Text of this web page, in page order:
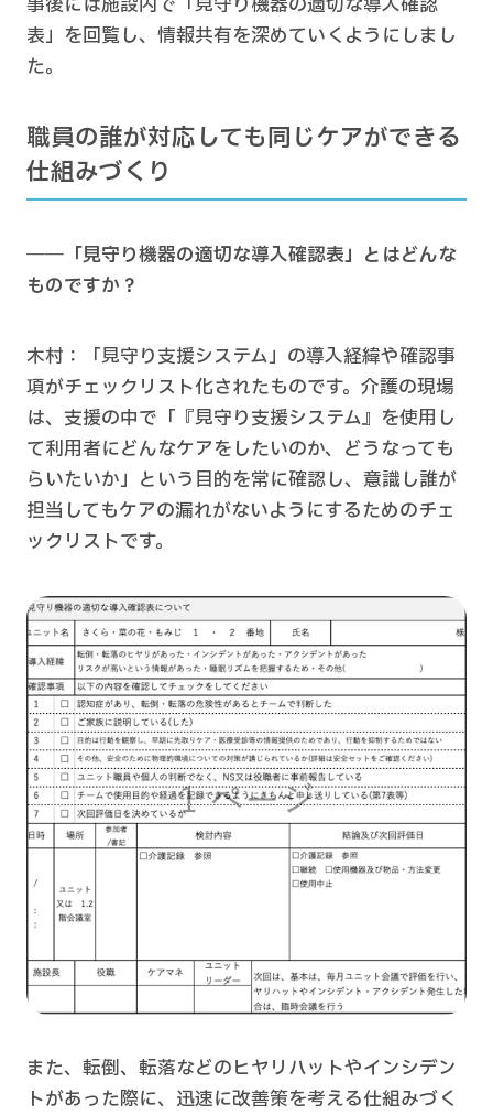
表」を回覧し、情報共有を深めていくようにしまし
た。
職員の誰が対応しても同じケアができる
仕組みづくり
――「見守り機器の適切な導入確認表」とはどんな
ものですか？
木村：「見守り支援システム」の導入経緯や確認事
項がチェックリスト化されたものです。介護の現場
は、支援の中で「『見守り支援システム』を使用し
て利用者にどんなケアをしたいのか、どうなっても
らいたいか」という目的を常に確認し、意識し誰が
担当してもケアの漏れがないようにするためのチェ
ックリストです。
また、転倒、転落などのヒヤリハットやインシデン
トがあった際に、迅速に改善策を考える仕組みづく